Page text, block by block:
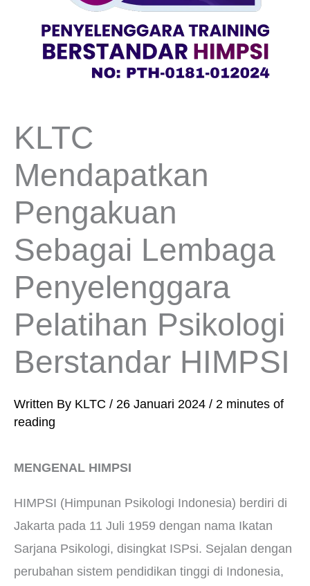
KLTC
Mendapatkan
Pengakuan
Sebagai Lembaga
Penyelenggara
Pelatihan Psikologi
Berstandar HIMPSI
Written By KLTC / 26 Januari 2024 / 2 minutes of
reading
MENGENAL HIMPSI
HIMPSI (Himpunan Psikologi Indonesia) berdiri di
Jakarta pada 11 Juli 1959 dengan nama Ikatan
Sarjana Psikologi, disingkat ISPsi. Sejalan dengan
perubahan sistem pendidikan tinggi di Indonesia,